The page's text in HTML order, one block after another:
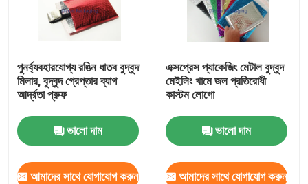
পুনর্ব্যবহারযোগ্য রঙিন ধাতব বুদ্বুদ
মিলার, বুদ্বুদ গ্রেপ্তার ব্যাগ
আর্দ্রতা প্রুফ
ভালো দাম
আমাদের সাথে যোগাযোগ করুন
এক্সপ্রেস প্যাকেজিং মেটাল বুদ্বুদ
মেইলিং খামে জল প্রতিরোধী
কাস্টম লোগো
ভালো দাম
আমাদের সাথে যোগাযোগ করুন